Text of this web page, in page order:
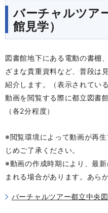
バーチャルツア
館見学）
図書館地下にある電動の書棚
ざまな貴重資料など、普段は
紹介します。（表示されてい
動画を閲覧する際に都立図書
（各2分程度）
※閲覧環境によって動画が再
じめご了承ください。
※動画の作成時期により、最
まれる場合があります。あら
バーチャルツアー都立中央